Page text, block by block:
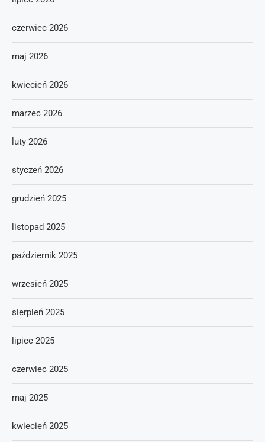
czerwiec 2026
maj 2026
kwiecień 2026
marzec 2026
luty 2026
styczeń 2026
grudzień 2025
listopad 2025
październik 2025
wrzesień 2025
sierpień 2025
lipiec 2025
czerwiec 2025
maj 2025
kwiecień 2025